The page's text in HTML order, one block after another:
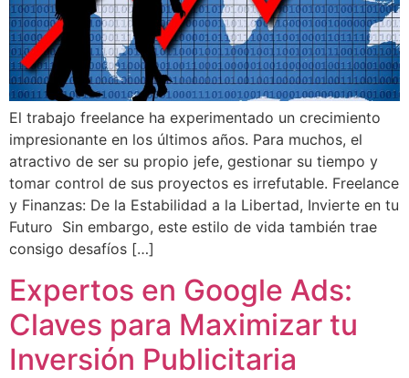
El trabajo freelance ha experimentado un crecimiento
impresionante en los últimos años. Para muchos, el
atractivo de ser su propio jefe, gestionar su tiempo y
tomar control de sus proyectos es irrefutable. Freelance
y Finanzas: De la Estabilidad a la Libertad, Invierte en tu
Futuro Sin embargo, este estilo de vida también trae
consigo desafíos […]
Expertos en Google Ads:
Claves para Maximizar tu
Inversión Publicitaria